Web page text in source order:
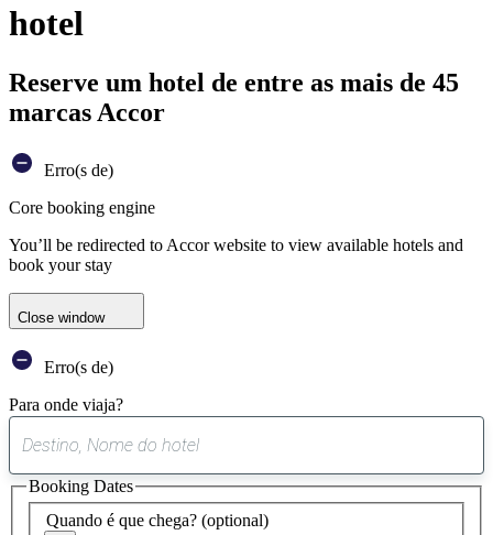
hotel
Reserve um hotel de entre as mais de 45
marcas Accor
Erro(s de)
Core booking engine
You’ll be redirected to Accor website to view available hotels and
book your stay
Close window
Erro(s de)
Para onde viaja?
sugestão
encontrada
Quando é que chega? (optional)
Booking Dates